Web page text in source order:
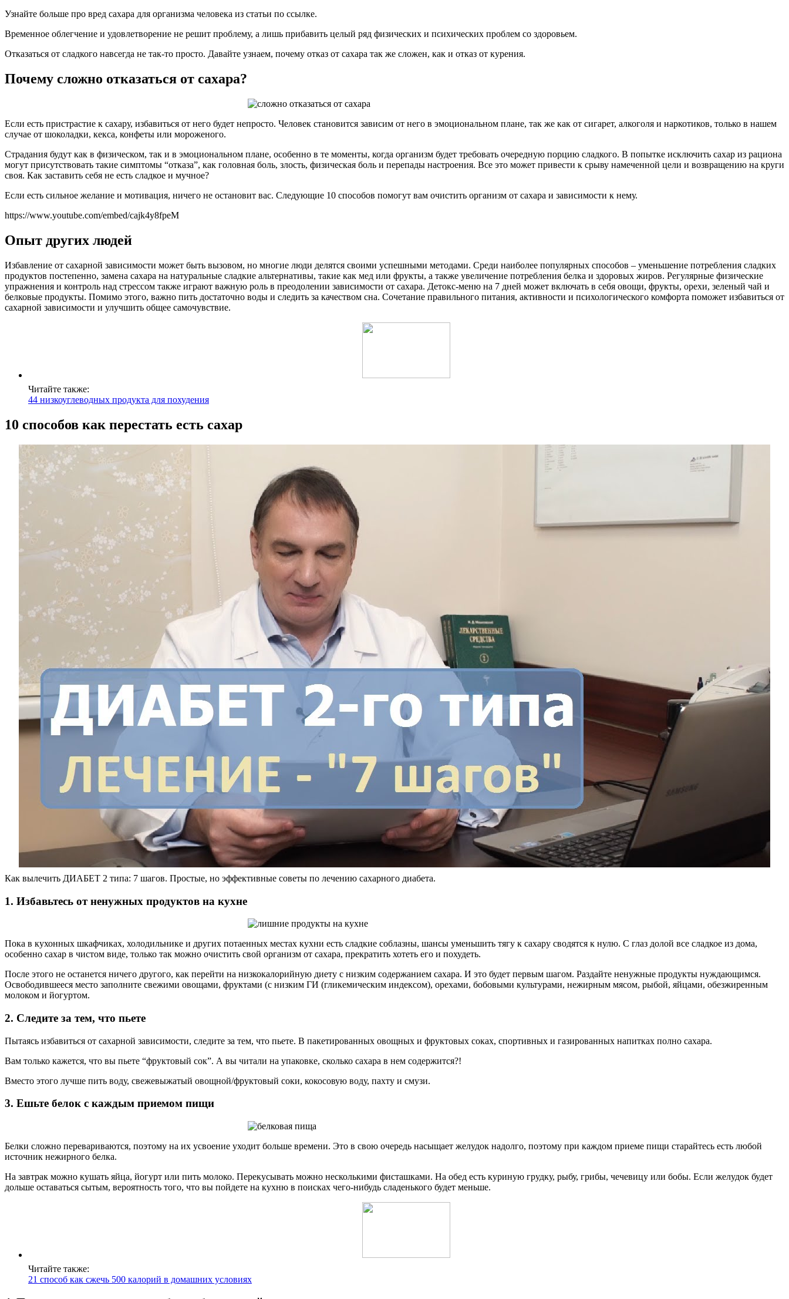
Узнайте больше про вред сахара для организма человека из статьи по ссылке.
Временное облегчение и удовлетворение не решит проблему, а лишь прибавить целый ряд физических и психических проблем со здоровьем.
Отказаться от сладкого навсегда не так-то просто. Давайте узнаем, почему отказ от сахара так же сложен, как и отказ от курения.
Почему сложно отказаться от сахара?
Если есть пристрастие к сахару, избавиться от него будет непросто. Человек становится зависим от него в эмоциональном плане, так же как от сигарет, алкоголя и наркотиков, только в нашем
случае от шоколадки, кекса, конфеты или мороженого.
Страдания будут как в физическом, так и в эмоциональном плане, особенно в те моменты, когда организм будет требовать очередную порцию сладкого. В попытке исключить сахар из рациона
могут присутствовать такие симптомы “отказа”, как головная боль, злость, физическая боль и перепады настроения. Все это может привести к срыву намеченной цели и возвращению на круги
своя. Как заставить себя не есть сладкое и мучное?
Если есть сильное желание и мотивация, ничего не остановит вас. Следующие 10 способов помогут вам очистить организм от сахара и зависимости к нему.
https://www.youtube.com/embed/cajk4y8fpeM
Опыт других людей
Избавление от сахарной зависимости может быть вызовом, но многие люди делятся своими успешными методами. Среди наиболее популярных способов – уменьшение потребления сладких
продуктов постепенно, замена сахара на натуральные сладкие альтернативы, такие как мед или фрукты, а также увеличение потребления белка и здоровых жиров. Регулярные физические
упражнения и контроль над стрессом также играют важную роль в преодолении зависимости от сахара. Детокс-меню на 7 дней может включать в себя овощи, фрукты, орехи, зеленый чай и
белковые продукты. Помимо этого, важно пить достаточно воды и следить за качеством сна. Сочетание правильного питания, активности и психологического комфорта поможет избавиться от
сахарной зависимости и улучшить общее самочувствие.
Читайте также:
44 низкоуглеводных продукта для похудения
10 способов как перестать есть сахар
Как вылечить ДИАБЕТ 2 типа: 7 шагов. Простые, но эффективные советы по лечению сахарного диабета.
1. Избавьтесь от ненужных продуктов на кухне
Пока в кухонных шкафчиках, холодильнике и других потаенных местах кухни есть сладкие соблазны, шансы уменьшить тягу к сахару сводятся к нулю. С глаз долой все сладкое из дома,
особенно сахар в чистом виде, только так можно очистить свой организм от сахара, прекратить хотеть его и похудеть.
После этого не останется ничего другого, как перейти на низкокалорийную диету с низким содержанием сахара. И это будет первым шагом. Раздайте ненужные продукты нуждающимся.
Освободившееся место заполните свежими овощами, фруктами (с низким ГИ (гликемическим индексом), орехами, бобовыми культурами, нежирным мясом, рыбой, яйцами, обезжиренным
молоком и йогуртом.
2. Следите за тем, что пьете
Пытаясь избавиться от сахарной зависимости, следите за тем, что пьете. В пакетированных овощных и фруктовых соках, спортивных и газированных напитках полно сахара.
Вам только кажется, что вы пьете “фруктовый сок”. А вы читали на упаковке, сколько сахара в нем содержится?!
Вместо этого лучше пить воду, свежевыжатый овощной/фруктовый соки, кокосовую воду, пахту и смузи.
3. Ешьте белок с каждым приемом пищи
Белки сложно перевариваются, поэтому на их усвоение уходит больше времени. Это в свою очередь насыщает желудок надолго, поэтому при каждом приеме пищи старайтесь есть любой
источник нежирного белка.
На завтрак можно кушать яйца, йогурт или пить молоко. Перекусывать можно несколькими фисташками. На обед есть куриную грудку, рыбу, грибы, чечевицу или бобы. Если желудок будет
дольше оставаться сытым, вероятность того, что вы пойдете на кухню в поисках чего-нибудь сладенького будет меньше.
Читайте также:
21 способ как сжечь 500 калорий в домашних условиях